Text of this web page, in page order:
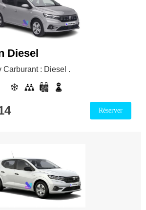
Diesel
Carburant : Diesel .
Réserver